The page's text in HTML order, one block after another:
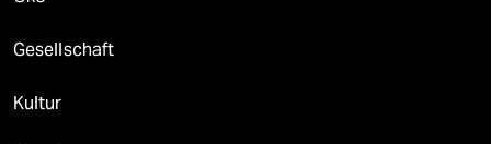
Gesellschaft
Kultur